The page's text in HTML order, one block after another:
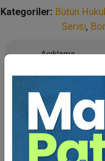
Kategoriler: Bütün
Serisi,
Açıklama
Bu Kitap İçin Kaç Ağaç
Kesiliyor ?
BORÇLAR HUKUKU
KUVVET BEDELLERİNİN
ÖDENMESİNDEN DOĞAN